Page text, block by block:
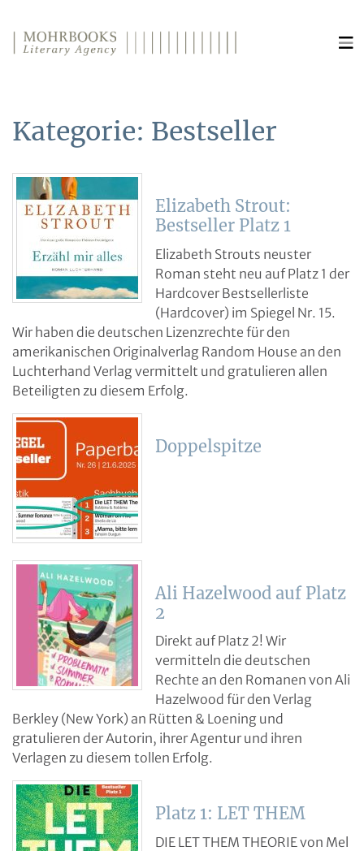
Kategorie: Bestseller
Elizabeth Strout:
Bestseller Platz 1
Elizabeth Strouts neuster
Roman steht neu auf Platz 1 der
Hardcover Bestsellerliste
(Hardcover) im Spiegel Nr. 15.
Wir haben die deutschen Lizenzrechte für den
amerikanischen Originalverlag Random House an den
Luchterhand Verlag vermittelt und gratulieren allen
Beteiligten zu diesem Erfolg.
Doppelspitze
Ali Hazelwood auf Platz
2
Direkt auf Platz 2! Wir
vermitteln die deutschen
Rechte an den Romanen von Ali
Hazelwood für den Verlag
Berkley (New York) an Rütten & Loening und
gratulieren der Autorin, ihrer Agentur und ihren
Verlagen zu diesem tollen Erfolg.
Platz 1: LET THEM
DIE LET THEM THEORIE von Mel